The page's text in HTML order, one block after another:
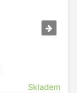
Skladem